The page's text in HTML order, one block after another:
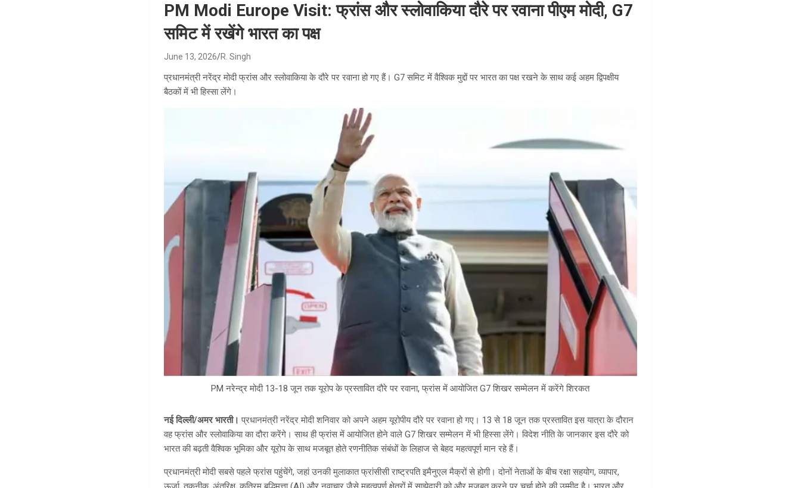
PM Modi Europe Visit: फ्रांस और स्लोवाकिया दौरे पर रवाना पीएम मोदी, G7
समिट में रखेंगे भारत का पक्ष
June 13, 2026 R. Singh
प्रधानमंत्री नरेंद्र मोदी फ्रांस और स्लोवाकिया के दौरे पर रवाना हो गए हैं। G7 समिट में वैश्विक मुद्दों पर भारत का पक्ष रखने के साथ कई अहम द्विपक्षीय
बैठकों में भी हिस्सा लेंगे।
PM नरेन्द्र मोदी 13-18 जून तक यूरोप के प्रस्तावित दौरे पर रवाना, फ्रांस में आयोजित G7 शिखर सम्मेलन में करेंगे शिरकत
नई दिल्ली/अमर भारती। प्रधानमंत्री नरेंद्र मोदी शनिवार को अपने अहम यूरोपीय दौरे पर रवाना हो गए। 13 से 18 जून तक प्रस्तावित इस यात्रा के दौरान
वह फ्रांस और स्लोवाकिया का दौरा करेंगे। साथ ही फ्रांस में आयोजित होने वाले G7 शिखर सम्मेलन में भी हिस्सा लेंगे। विदेश नीति के जानकार इस दौरे को
भारत की बढ़ती वैश्विक भूमिका और यूरोप के साथ मजबूत होते रणनीतिक संबंधों के लिहाज से बेहद महत्वपूर्ण मान रहे हैं।
प्रधानमंत्री मोदी सबसे पहले फ्रांस पहुंचेंगे, जहां उनकी मुलाकात फ्रांसीसी राष्ट्रपति इमैनुएल मैक्रों से होगी। दोनों नेताओं के बीच रक्षा सहयोग, व्यापार,